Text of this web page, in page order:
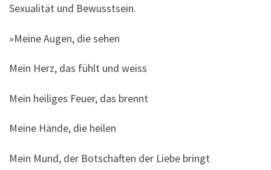
Sexualität und Bewusstsein.
»Meine Augen, die sehen
Mein Herz, das fühlt und weiss
Mein heiliges Feuer, das brennt
Meine Hände, die heilen
Mein Mund, der Botschaften der Liebe bringt